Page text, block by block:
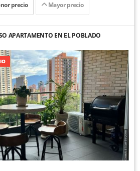
precio Mayor precio
APARTAMENTO EN EL POBLADO